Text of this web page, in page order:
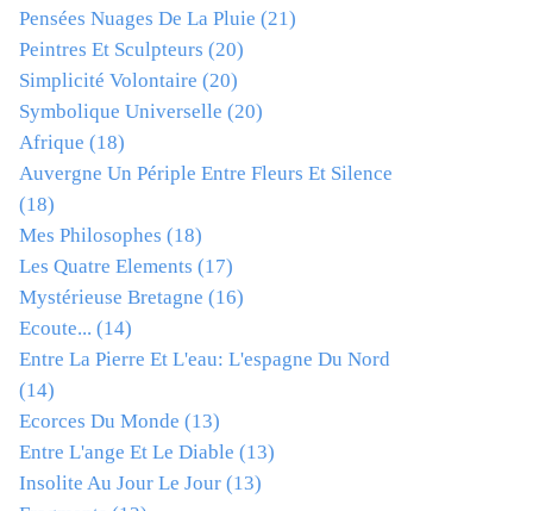
Pensées Nuages De La Pluie (21)
Peintres Et Sculpteurs (20)
Simplicité Volontaire (20)
Symbolique Universelle (20)
Afrique (18)
Auvergne Un Périple Entre Fleurs Et Silence
(18)
Mes Philosophes (18)
Les Quatre Elements (17)
Mystérieuse Bretagne (16)
Ecoute... (14)
Entre La Pierre Et L'eau: L'espagne Du Nord
(14)
Ecorces Du Monde (13)
Entre L'ange Et Le Diable (13)
Insolite Au Jour Le Jour (13)